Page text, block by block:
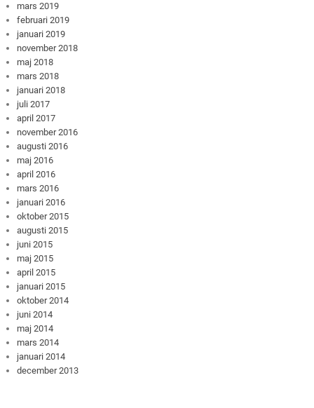
mars 2019
februari 2019
januari 2019
november 2018
maj 2018
mars 2018
januari 2018
juli 2017
april 2017
november 2016
augusti 2016
maj 2016
april 2016
mars 2016
januari 2016
oktober 2015
augusti 2015
juni 2015
maj 2015
april 2015
januari 2015
oktober 2014
juni 2014
maj 2014
mars 2014
januari 2014
december 2013